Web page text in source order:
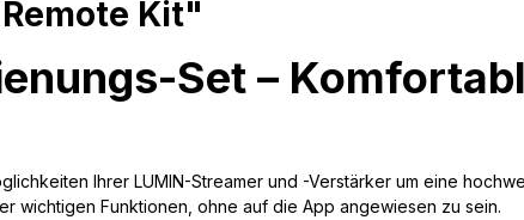
Kit"
Set –
Ihrer LUMIN-Streamer und -Verstärker um eine
wichtigen Funktionen, ohne auf die App angewiesen zu sein.